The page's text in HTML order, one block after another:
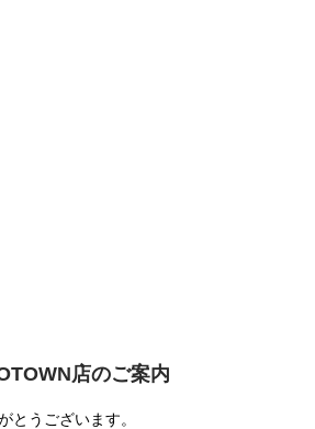
店のご案内
とうございます。